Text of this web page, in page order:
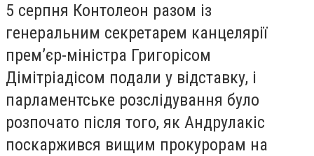
5 серпня Контолеон разом із
генеральним секретарем канцелярії
прем’єр-міністра Григорісом
Дімітріадісом подали у відставку, і
парламентське розслідування було
розпочато після того, як Андрулакіс
поскаржився вищим прокурорам на